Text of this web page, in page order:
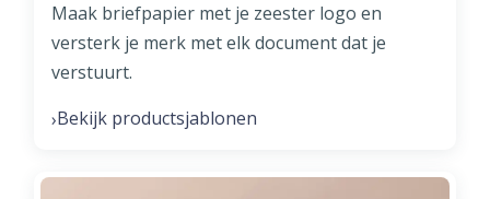
Maak briefpapier met je zeester logo en
versterk je merk met elk document dat je
verstuurt.
›Bekijk productsjablonen